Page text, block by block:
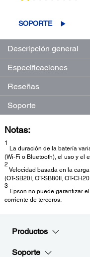
SOPORTE
Descripción general
Especificaciones
Reseñas
Soporte
Notas:
1
La duración de la batería
(Wi-Fi o Bluetooth), el uso y el
2
Velocidad basada en la
(OT-SB20I, OT-SB80II, OT-
3
Epson no puede garantizar
corriente de terceros.
Productos
Soporte